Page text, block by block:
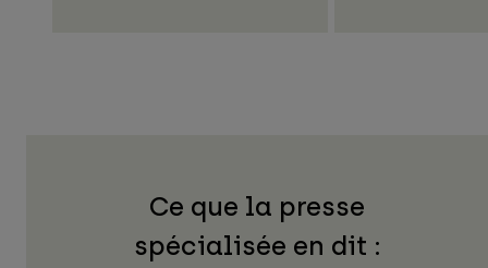
Ce que la presse
spécialisée en dit :